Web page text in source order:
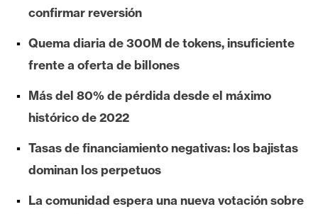
i
s
i
s
N
o
t
s
d
confirmar reversión
Quema diaria de 300M de tokens, insuficiente
frente a oferta de billones
Más del 80% de pérdida desde el máximo
histórico de 2022
Tasas de financiamiento negativas: los bajistas
dominan los perpetuos
La comunidad espera una nueva votación sobre